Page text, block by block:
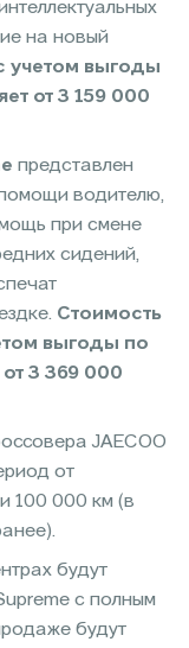
на новый
учетом выгоды
от 3 159 000
представлен
водителю,
при смене
сидений,
Стоимость
выгоды по
3 369 000
JAECOO
от
100 000 км (в
будут
с полным
будут